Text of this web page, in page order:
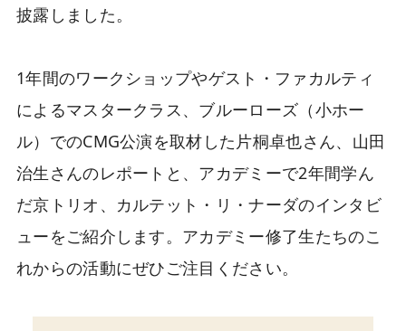
披露しました。
1年間のワークショップやゲスト・ファカルティ
によるマスタークラス、ブルーローズ（小ホー
ル）でのCMG公演を取材した片桐卓也さん、山田
治生さんのレポートと、アカデミーで2年間学ん
だ京トリオ、カルテット・リ・ナーダのインタビ
ューをご紹介します。アカデミー修了生たちのこ
れからの活動にぜひご注目ください。